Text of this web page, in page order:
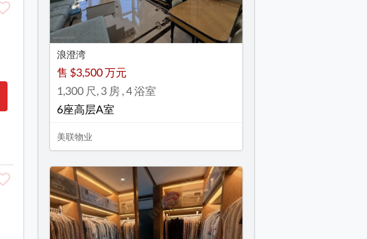
浪澄湾
售 $3,500 万元
1,300 尺, 3 房 , 4 浴室
6座高层A室
美联物业